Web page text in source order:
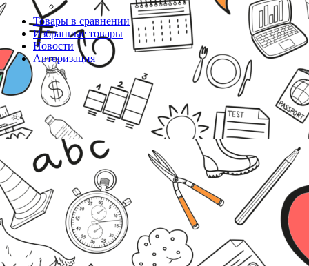
Товары в сравнении
Избранные товары
Новости
Авторизация